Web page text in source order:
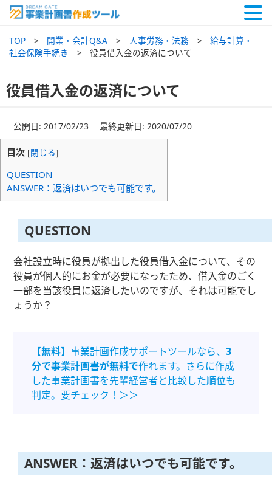
TOP 開業・会計Q&A 人事労務・法務
給与計算・
社会保険手続き
役員借入金の返済について
役員借入金の返済について
公開日: 2017/02/23 最終更新日: 2020/07/20
目次 [閉じる]
QUESTION
ANSWER：返済はいつでも可能です。
QUESTION
会社設立時に役員が拠出した役員借入金について、その
役員が個人的にお金が必要になったため、借入金のごく
一部を当該役員に返済したいのですが、それは可能でし
ょうか？
【無料】事業計画作成サポートツールなら、3
分で事業計画書が無料で作れます。さらに作成
した事業計画書を先輩経営者と比較した順位も
判定。要チェック！＞＞
ANSWER：返済はいつでも可能です。